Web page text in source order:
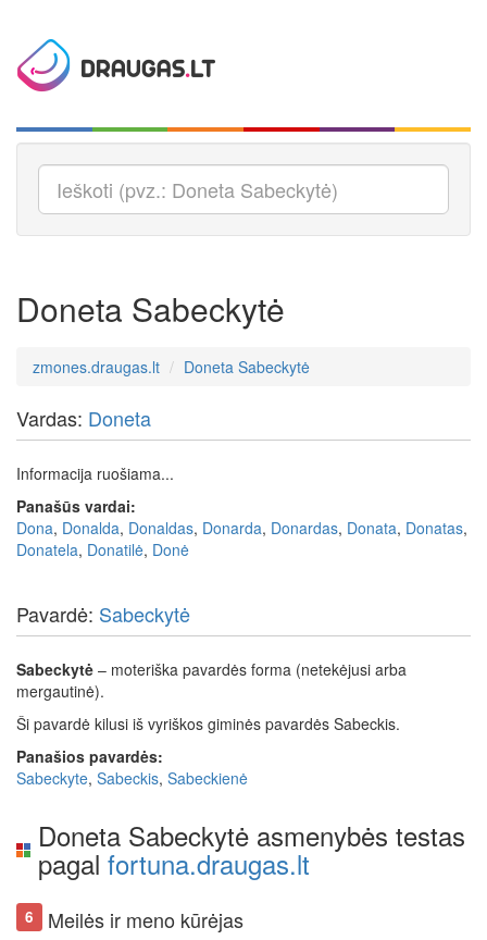
Doneta Sabeckytė
zmones.draugas.lt Doneta Sabeckytė
Vardas: Doneta
Informacija ruošiama...
Panašūs vardai:
Dona, Donalda, Donaldas, Donarda, Donardas, Donata, Donatas,
Donatela, Donatilė, Donė
Pavardė: Sabeckytė
Sabeckytė – moteriška pavardės forma (netekėjusi arba
mergautinė).
Ši pavardė kilusi iš vyriškos giminės pavardės Sabeckis.
Panašios pavardės:
Sabeckyte, Sabeckis, Sabeckienė
Doneta Sabeckytė asmenybės testas
pagal fortuna.draugas.lt
6 Meilės ir meno kūrėjas